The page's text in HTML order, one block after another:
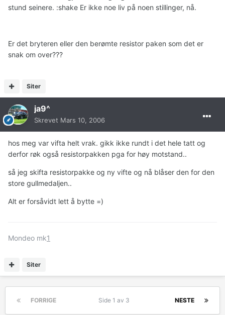
stund seinere. :shake Er ikke noe liv på noen stillinger, nå.
Er det bryteren eller den berømte resistor paken som det er
snak om over???
Siter
ja9^
Skrevet Mars 10, 2006
hos meg var vifta helt vrak. gikk ikke rundt i det hele tatt og
derfor røk også resistorpakken pga for høy motstand..
så jeg skifta resistorpakke og ny vifte og nå blåser den for den
store gullmedaljen..
Alt er forsåvidt lett å bytte =)
Siter
Mondeo mk1
FORRIGE NESTE
Side 1 av 3